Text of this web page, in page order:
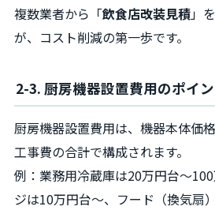
複数業者から「飲食店改装見積」
が、コスト削減の第一歩です。
2-3. 厨房機器設置費用のポイ
厨房機器設置費用は、機器本体価
工事費の合計で構成されます。
例：業務用冷蔵庫は20万円台～
ジは10万円台～、フード（換気扇